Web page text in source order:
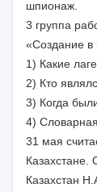
шпионаж.
3 группа
«Создание в
1) Какие
2) Кто
3) Когда
4)
31 мая
Казахстане.
Казахстан